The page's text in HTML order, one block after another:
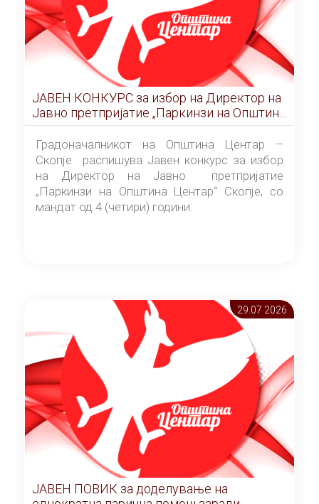
ЈАВЕН КОНКУРС за избор на Директор на
Јавно претпријатие „Паркинзи на Општина
Центар“ – Скопје
Градоначалникот на Општина Центар –
Скопје распишува Јавен конкурс за избор
на Директор на Јавно претпријатие
„Паркинзи на Општина Центар“ Скопје, со
мандат од 4 (четири) години.
29.07 2026
ЈАВЕН ПОВИК за доделување на